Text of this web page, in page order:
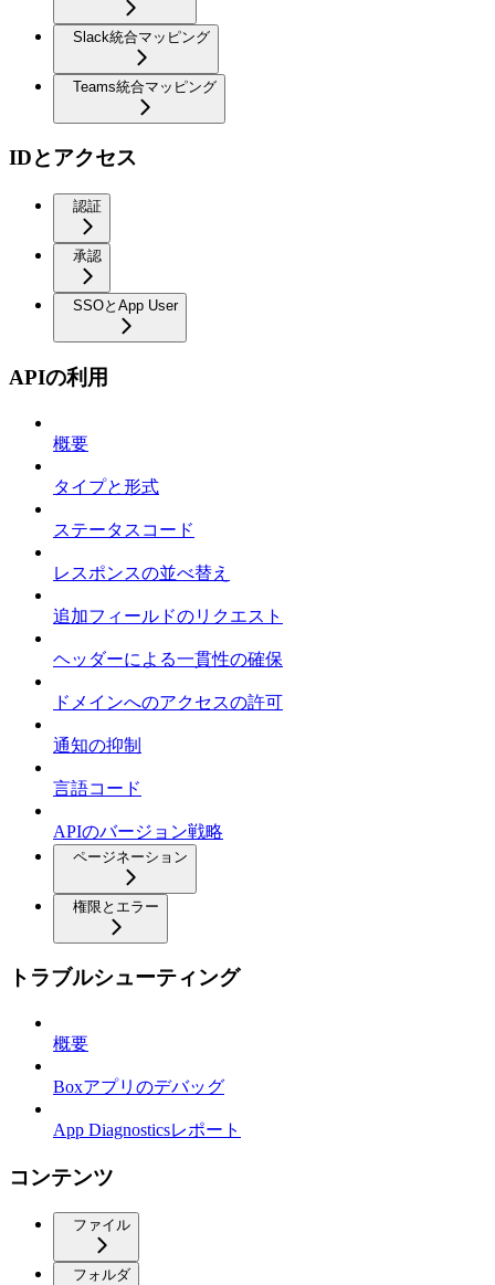
Slack統合マッピング
Teams統合マッピング
IDとアクセス
認証
承認
SSOとApp User
APIの利用
概要
タイプと形式
ステータスコード
レスポンスの並べ替え
追加フィールドのリクエスト
ヘッダーによる一貫性の確保
ドメインへのアクセスの許可
通知の抑制
言語コード
APIのバージョン戦略
ページネーション
権限とエラー
トラブルシューティング
概要
Boxアプリのデバッグ
App Diagnosticsレポート
コンテンツ
ファイル
フォルダ